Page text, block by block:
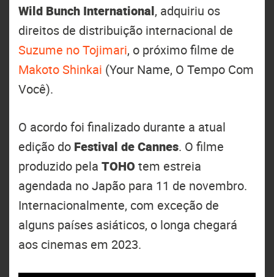
Wild Bunch International, adquiriu os
direitos de distribuição internacional de
Suzume no Tojimari, o próximo filme de
Makoto Shinkai (Your Name, O Tempo Com
Você).
O acordo foi finalizado durante a atual
edição do Festival de Cannes. O filme
produzido pela TOHO tem estreia
agendada no Japão para 11 de novembro.
Internacionalmente, com exceção de
alguns países asiáticos, o longa chegará
aos cinemas em 2023.